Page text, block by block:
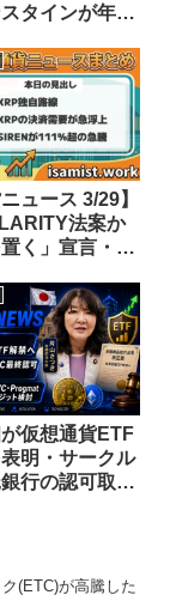
タインが年末
カードを発表
ュース 3/29】
法案か
く」宣言・ス
急浮上・
時間で111%急
仮想通貨ETF
明・サークル
行の認可取
11】
(ETC)が高騰した